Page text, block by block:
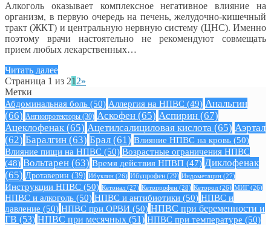
Алкоголь оказывает комплексное негативное влияние на
организм, в первую очередь на печень, желудочно-кишечный
тракт (ЖКТ) и центральную нервную систему (ЦНС). Именно
поэтому врачи настоятельно не рекомендуют совмещать
прием любых лекарственных…
Читать далее
Страница 1 из 21 2»
Метки
Абдоминальная боль (50) Аллергия на НПВС (49) Анальгин
(66) Ангиопротекторы (30) Аскофен (65) Аспирин (67)
Ацеклофенак (65) Ацетилсалициловая кислота (65) Аэртал
(62) Баралгин (63) Брал (61) Влияние НПВС на кровь (50)
Влияние пищи на НПВС (50) Возрастные ограничения НПВС
(48) Вольтарен (63) Время действия НПВП (47) Диклофенак
(65) Дротаверин (39) Ибуклин (26) Ибупрофен (29) Индометацин (27)
Инструкции НПВС (50) Кетонал (27) Кетопрофен (28) Кеторол (26) МИГ (26)
НПВС и алкоголь (50) НПВС и антибиотики (50) НПВС и
давление (50) НПВС при ОРВИ (50) НПВС при беременности и
ГВ (53) НПВС при месячных (51) НПВС при температуре (50)